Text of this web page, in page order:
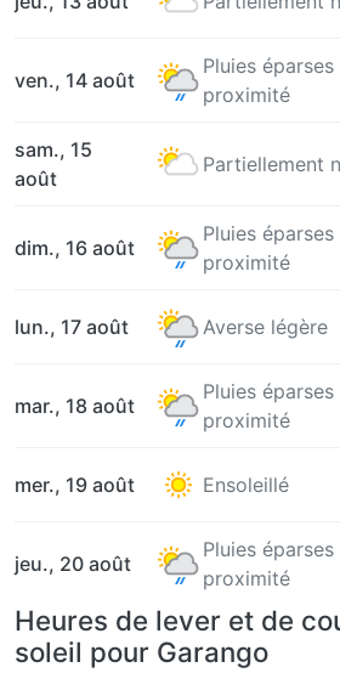
ven., 14 août
Pluies éparses
proximité
sam., 15
août
Partiellement
dim., 16 août
Pluies éparses
proximité
lun., 17 août Averse légère
mar., 18 août
Pluies éparses
proximité
mer., 19 août Ensoleillé
jeu., 20 août
Pluies éparses
proximité
Heures de lever et de
soleil pour Garango